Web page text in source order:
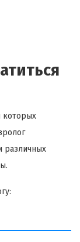
которых
различных